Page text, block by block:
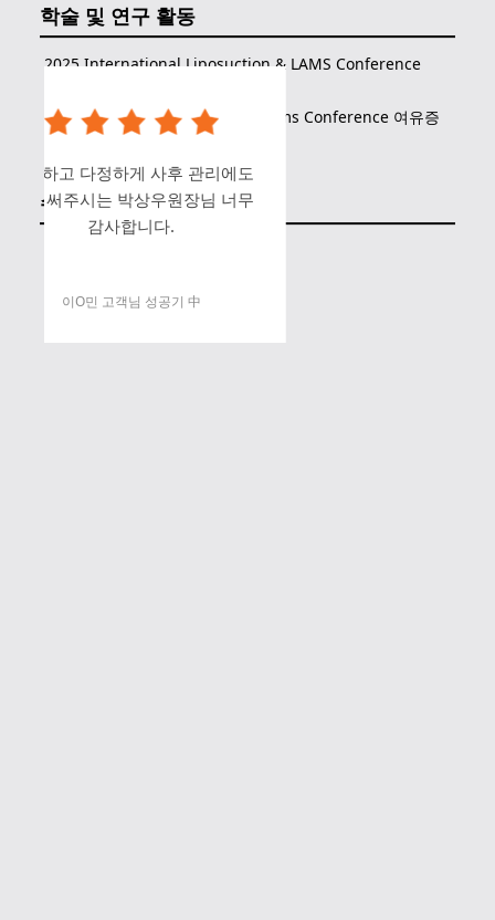
학술 및 연구 활동
2025 International Liposuction & LAMS Conference
2024 Global AI Liposuction & Lams Conference 여유증
지방흡입 학술발표
수상 내역
세심하고 다정하게 사후 관리에도
신경 써주시는 박상우원장님 너무
감사합니다.
이O민 고객님 성공기 中